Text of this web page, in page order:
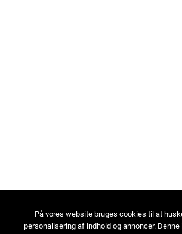
På vores website bruges cookies til at
personalisering af indhold og annoncer.